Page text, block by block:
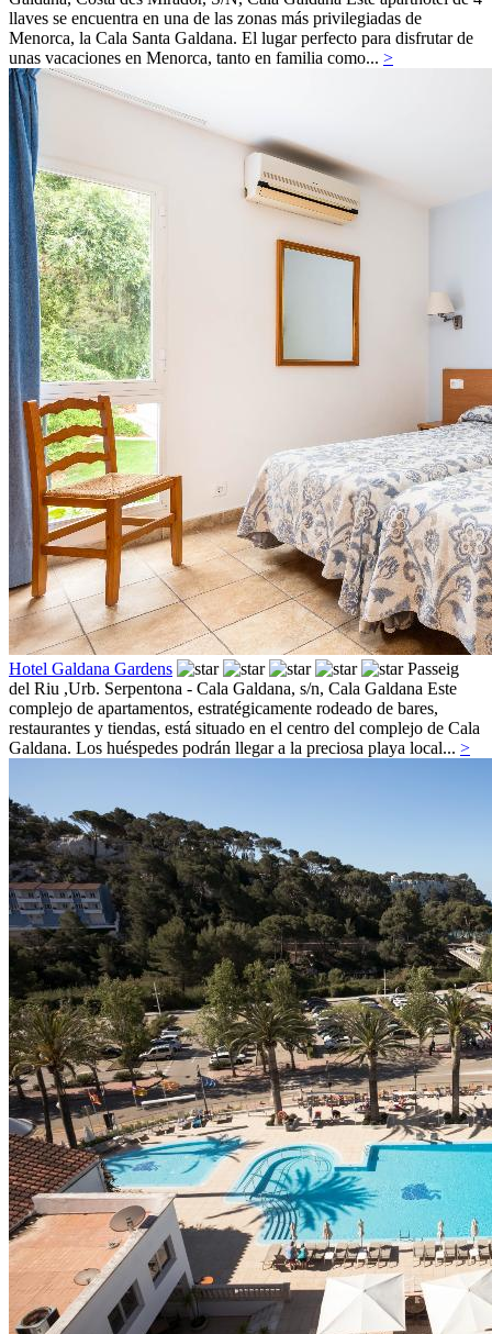
llaves se encuentra en una de las zonas más privilegiadas de
Menorca, la Cala Santa Galdana. El lugar perfecto para disfrutar de
unas vacaciones en Menorca, tanto en familia como... >
Hotel Galdana Gardens
Passeig
del Riu ,Urb. Serpentona - Cala Galdana, s/n, Cala Galdana Este
complejo de apartamentos, estratégicamente rodeado de bares,
restaurantes y tiendas, está situado en el centro del complejo de Cala
Galdana. Los huéspedes podrán llegar a la preciosa playa local... >